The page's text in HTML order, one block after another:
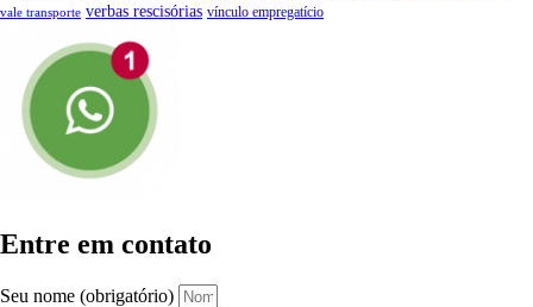
vale transporte verbas rescisórias vínculo empregatício
Entre em contato
Seu nome (obrigatório)